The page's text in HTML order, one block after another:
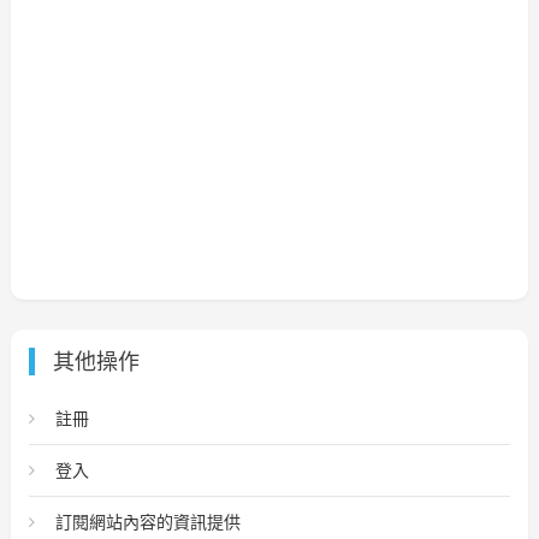
其他操作
註冊
登入
訂閱網站內容的資訊提供